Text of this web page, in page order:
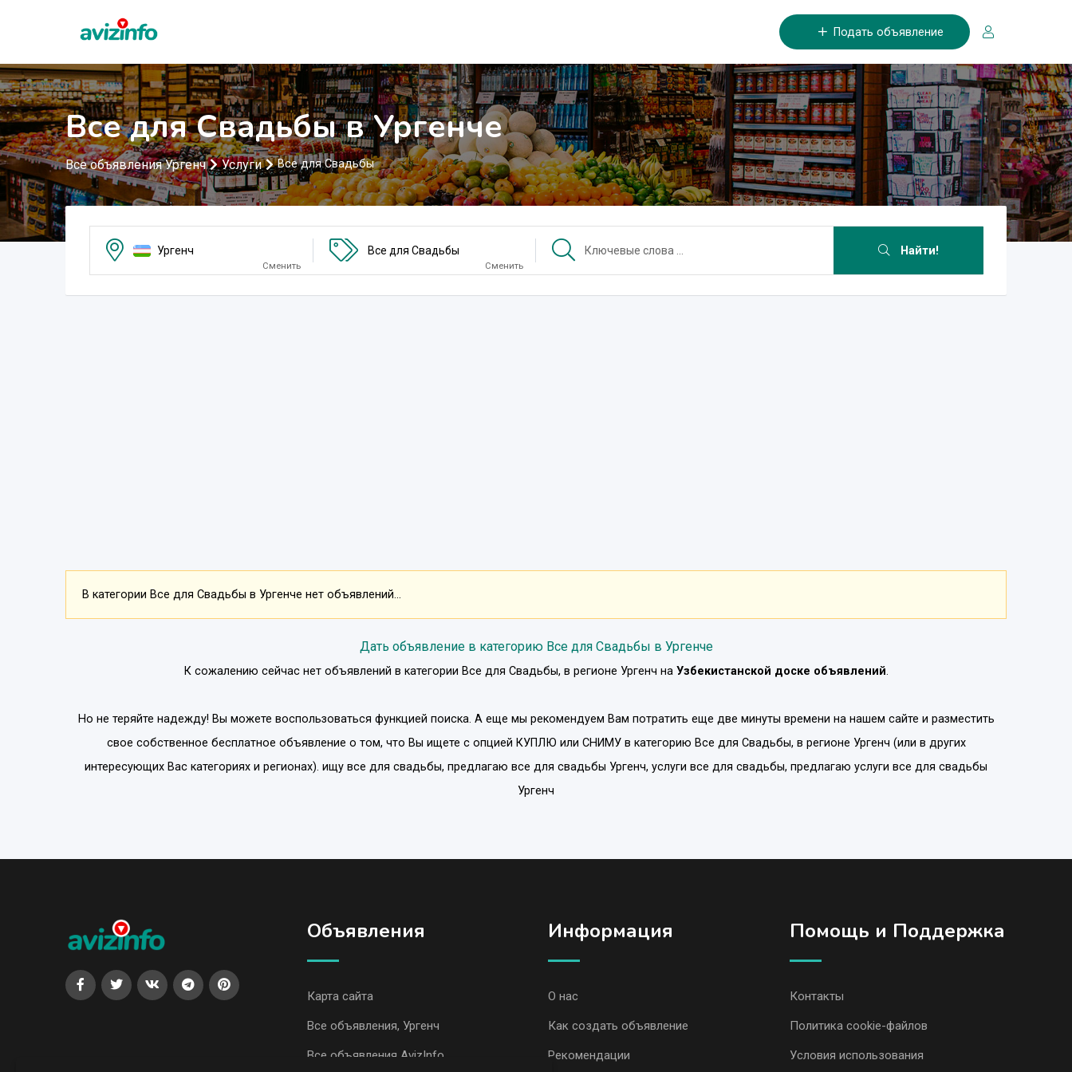
Подать объявление
Все для Свадьбы в Ургенче
Все объявления Ургенч Услуги Все для Свадьбы
Ургенч
Сменить
Все для Свадьбы
Сменить
Найти!
В категории Все для Свадьбы в Ургенче нет объявлений...
Дать объявление в категорию Все для Свадьбы в Ургенче
К сожалению сейчас нет объявлений в категории Все для Свадьбы, в регионе Ургенч на Узбекистанской доске объявлений.
Но не теряйте надежду! Вы можете воспользоваться функцией поиска. А еще мы рекомендуем Вам потратить еще две минуты времени на нашем сайте и разместить
свое собственное бесплатное объявление о том, что Вы ищете с опцией КУПЛЮ или СНИМУв категорию Все для Свадьбы, в регионе Ургенч (или в других
интересующих Вас категориях и регионах). ищу все для свадьбы, предлагаю все для свадьбы Ургенч, услуги все для свадьбы, предлагаю услуги все для свадьбы
Ургенч
Объявления
Карта сайта
Все объявления, Ургенч
Все объявления AvizInfo
Информация
О нас
Как создать объявление
Рекомендации
Помощь и Поддержка
Контакты
Политика cookie-файлов
Условия использования